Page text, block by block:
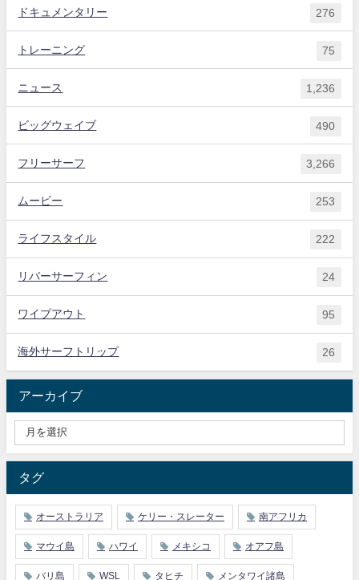
ドキュメンタリー 276
トレーニング 75
ニュース 1,236
ビッグウェイブ 490
フリーサーフ 3,266
ムービー 253
ライフスタイル 222
リバーサーフィン 24
ワイプアウト 95
海外サーフトリップ 26
アーカイブ
タグ
オーストラリア ケリー・スレーター 南アフリカ
マウイ島 ハワイ メキシコ オアフ島
バリ島 WSL タヒチ メンタワイ諸島